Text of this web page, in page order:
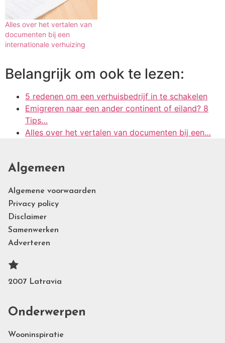
Alles over het vertalen van
documenten bij een
internationale verhuizing
Belangrijk om ook te lezen:
5 redenen om een verhuisbedrijf in te schakelen
Emigreren naar een ander continent of eiland? 8
Tips…
Alles over het vertalen van documenten bij een…
Algemeen
Algemene voorwaarden
Privacy policy
Disclaimer
Samenwerken
Adverteren
2007 Latravia
Onderwerpen
Wooninspiratie